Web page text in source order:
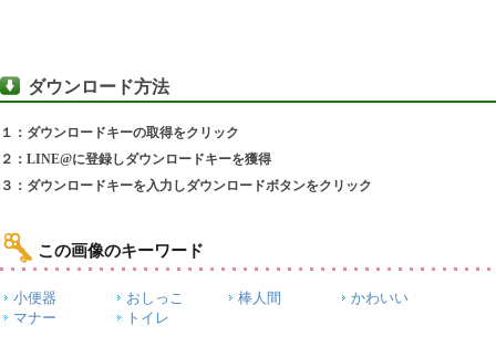
ダウンロード方法
１：ダウンロードキーの取得をクリック
２：LINE@に登録しダウンロードキーを獲得
３：ダウンロードキーを入力しダウンロードボタンをクリック
この画像のキーワード
小便器 おしっこ 棒人間
かわいい
マナー
トイレ